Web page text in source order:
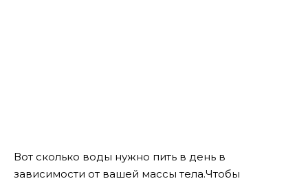
Вот сколько воды нужно пить в день в
зависимости от вашей массы тела.Чтобы